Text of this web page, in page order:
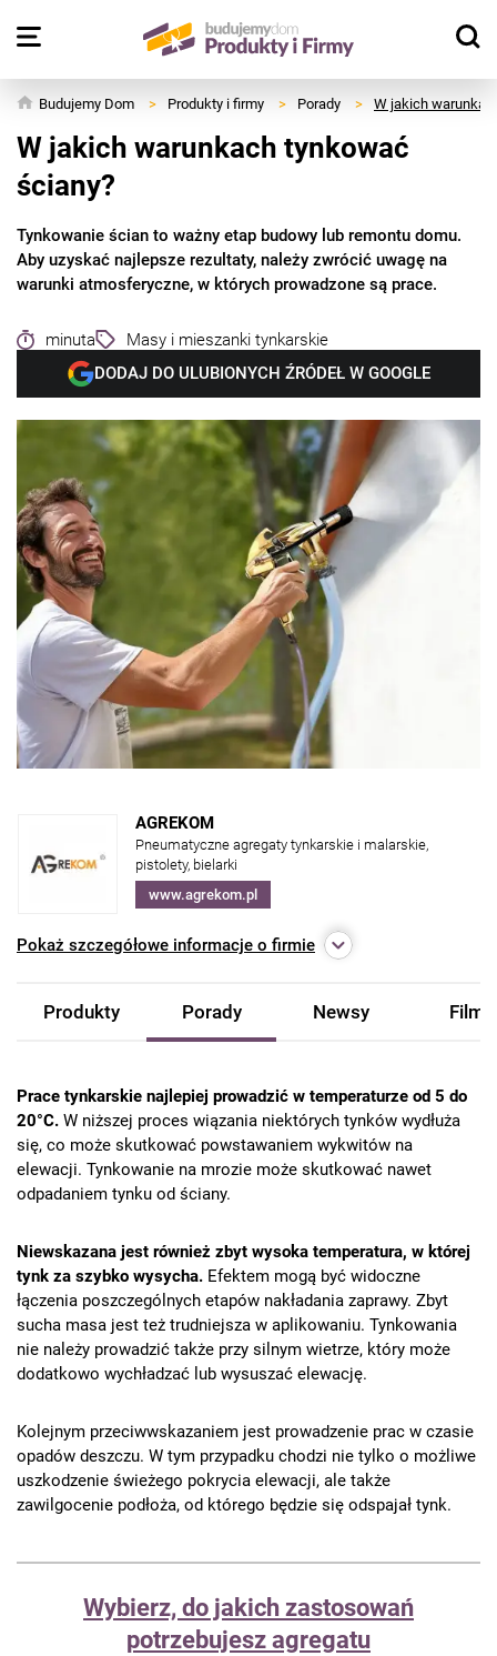
Budujemy Dom > Produkty i firmy > Porady > W jakich
W jakich warunkach tynkować
ściany?
Tynkowanie ścian to ważny etap budowy lub remontu domu.
Aby uzyskać najlepsze rezultaty, należy zwrócić uwagę na
warunki atmosferyczne, w których prowadzone są prace.
minuta
Masy i mieszanki tynkarskie
DODAJ DO ULUBIONYCH ŹRÓDEŁ W GOOGLE
AGREKOM
Pneumatyczne agregaty tynkarskie i malarskie,
pistolety, bielarki
www.agrekom.pl
Pokaż szczegółowe informacje o firmie
Produkty Porady Newsy Filmy
Prace tynkarskie najlepiej prowadzić w temperaturze od 5 do
20°C. W niższej proces wiązania niektórych tynków wydłuża
się, co może skutkować powstawaniem wykwitów na
elewacji. Tynkowanie na mrozie może skutkować nawet
odpadaniem tynku od ściany.
Niewskazana jest również zbyt wysoka temperatura, w której
tynk za szybko wysycha. Efektem mogą być widoczne
łączenia poszczególnych etapów nakładania zaprawy. Zbyt
sucha masa jest też trudniejsza w aplikowaniu. Tynkowania
nie należy prowadzić także przy silnym wietrze, który może
dodatkowo wychładzać lub wysuszać elewację.
Kolejnym przeciwwskazaniem jest prowadzenie prac w czasie
opadów deszczu. W tym przypadku chodzi nie tylko o możliwe
uszkodzenie świeżego pokrycia elewacji, ale także
zawilgocenie podłoża, od którego będzie się odspajał tynk.
Wybierz, do jakich zastosowań
potrzebujesz agregatu